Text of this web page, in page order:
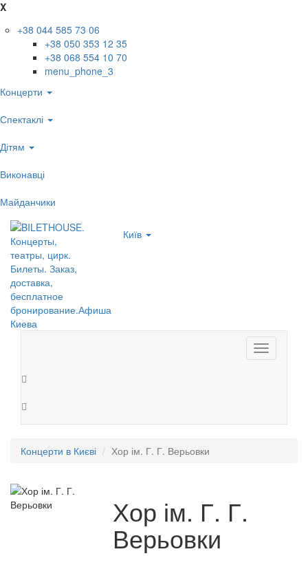
X
+38 044 585 73 06
+38 050 353 12 35
+38 068 554 10 70
menu_phone_3
Концерти
Спектаклі
Дітям
Виконавці
Майданчики
Київ
Toggle
navigation
Концерти в Києві Хор ім. Г. Г. Верьовки
Хор ім. Г. Г.
Верьовки